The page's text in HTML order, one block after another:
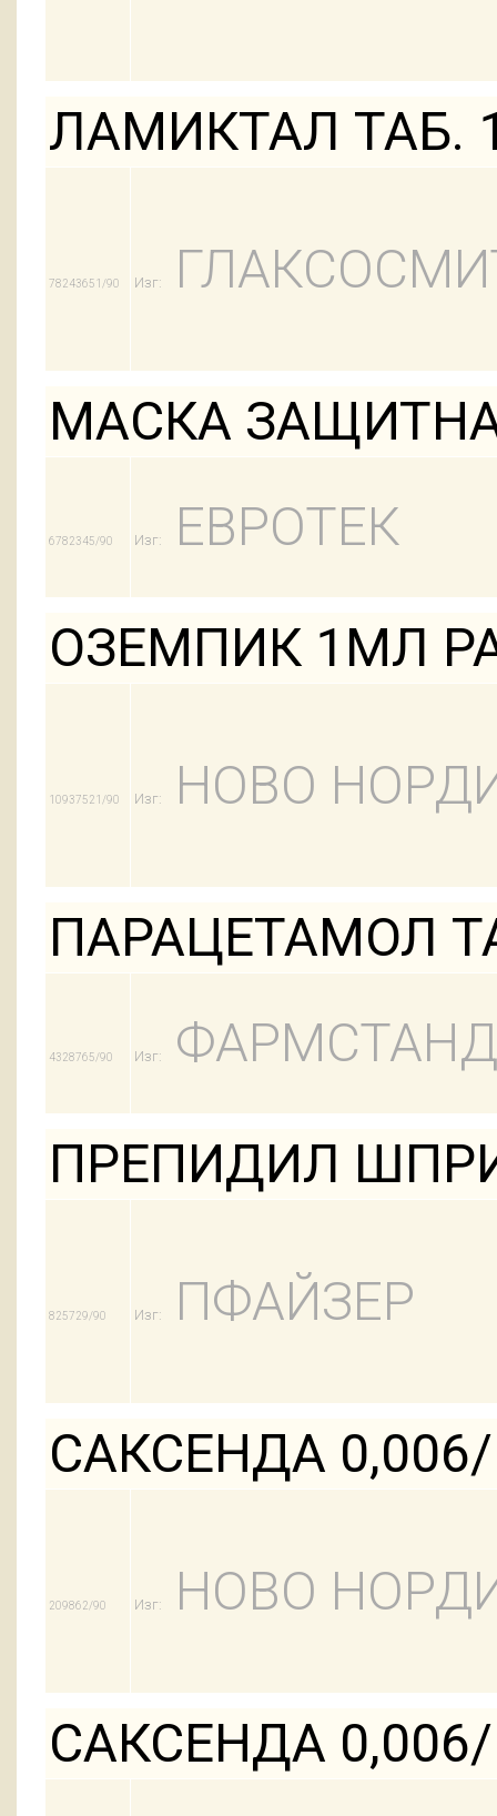
ЛАМИКТАЛ ТАБ.
78243651/90 Изг:
МАСКА
6782345/90 Изг:
ЕВРОТЕК
ОЗЕМПИК 1МЛ
10937521/90 Изг: НОВО
ПАРАЦЕТАМОЛ
4328765/90 Изг:
ПРЕПИДИЛ
825729/90 Изг: ПФАЙЗЕР
САКСЕНДА
209862/90 Изг: НОВО
САКСЕНДА